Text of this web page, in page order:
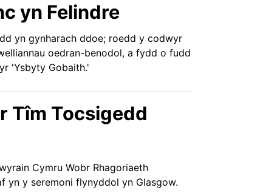
yn Felindre
yn gynharach ddoe; roedd y codwyr
oedran-benodol, a fydd o fudd
'Ysbyty Gobaith.'
Tîm Tocsigedd
Cymru Wobr Rhagoriaeth
yn y seremoni flynyddol yn Glasgow.